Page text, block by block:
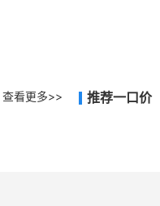
查看更多>> 推荐一口价